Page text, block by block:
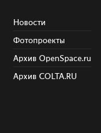
Новости
Фотопроекты
Архив OpenSpace.ru
Архив COLTA.RU